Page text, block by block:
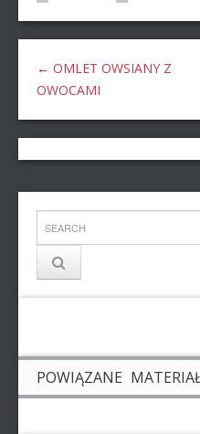
← OMLET OWSIANY Z
OWOCAMI
POWIĄZANE